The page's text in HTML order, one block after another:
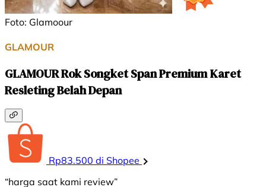
Foto: Glamoour
GLAMOUR
GLAMOUR Rok Songket Span Premium Karet
Resleting Belah Depan
Rp83.500 di Shopee
“harga saat kami review”